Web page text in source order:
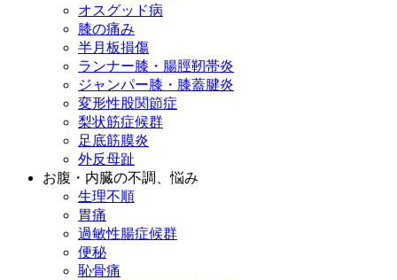
オスグッド病
膝の痛み
半月板損傷
ランナー膝・腸脛靭帯炎
ジャンパー膝・膝蓋腱炎
変形性股関節症
梨状筋症候群
足底筋膜炎
外反母趾
お腹・内臓の不調、悩み
生理不順
胃痛
過敏性腸症候群
便秘
恥骨痛